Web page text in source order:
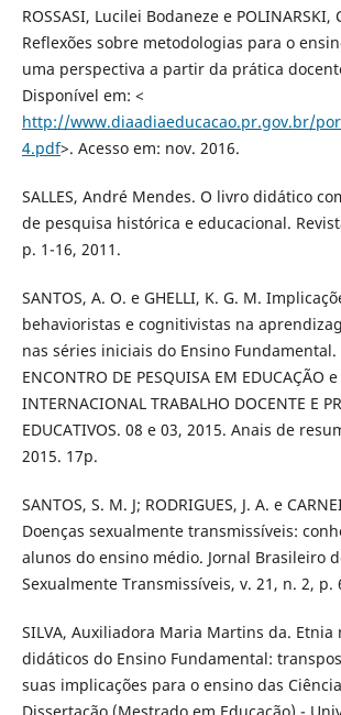
ROSSASI, Lucilei Bodaneze e POLINARSKI,
Reflexões sobre metodologias para o
uma perspectiva a partir da prática
Disponível em: <
http://www.diaadiaeducacao.pr.gov.br/
4.pdf>. Acesso em: nov. 2016.
SALLES, André Mendes. O livro didático
de pesquisa histórica e educacional.
p. 1-16, 2011.
SANTOS, A. O. e GHELLI, K. G. M.
behavioristas e cognitivistas na
nas séries iniciais do Ensino
ENCONTRO DE PESQUISA EM EDUCAÇÃO
INTERNACIONAL TRABALHO DOCENTE E
EDUCATIVOS. 08 e 03, 2015. Anais de
2015. 17p.
SANTOS, S. M. J; RODRIGUES, J. A. e
Doenças sexualmente transmissíveis:
alunos do ensino médio. Jornal Brasileiro
Sexualmente Transmissíveis, v. 21, n. 2, p.
SILVA, Auxiliadora Maria Martins da. Etnia
didáticos do Ensino Fundamental:
suas implicações para o ensino das
Dissertação (Mestrado em Educação) -